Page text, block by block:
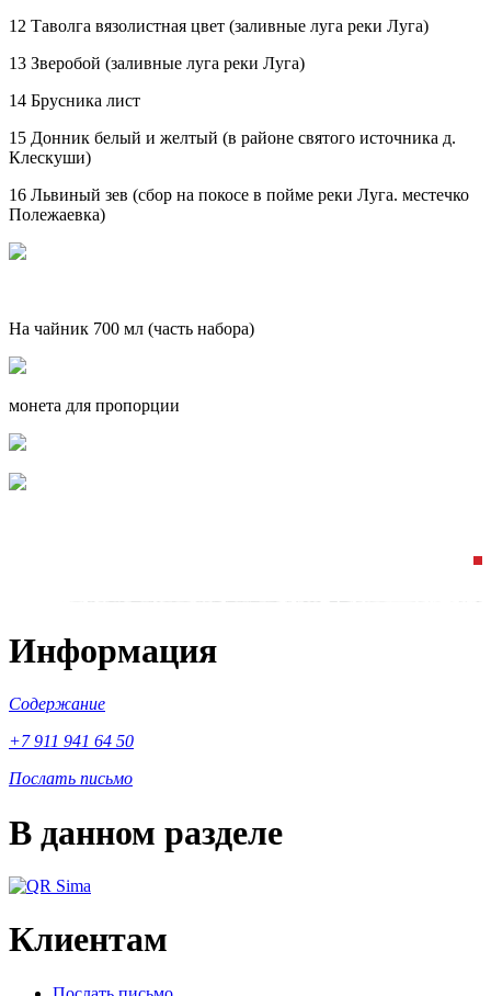
12 Таволга вязолистная цвет (заливные луга реки Луга)
13 Зверобой (заливные луга реки Луга)
14 Брусника лист
15 Донник белый и желтый (в районе святого источника д.
Клескуши)
16 Львиный зев (сбор на покосе в пойме реки Луга. местечко
Полежаевка)
На чайник 700 мл (часть набора)
монета для пропорции
Информация
Содержание
+7 911 941 64 50
Послать письмо
В данном разделе
Клиентам